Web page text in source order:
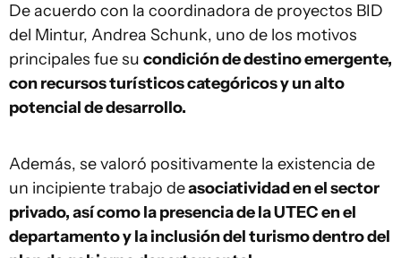
De acuerdo con la coordinadora de proyectos BID
del Mintur, Andrea Schunk, uno de los motivos
principales fue su condición de destino emergente,
con recursos turísticos categóricos y un alto
potencial de desarrollo.
Además, se valoró positivamente la existencia de
un incipiente trabajo deasociatividad en el sector
privado, así como la presencia de la UTEC en el
departamento y la inclusión del turismo dentro del